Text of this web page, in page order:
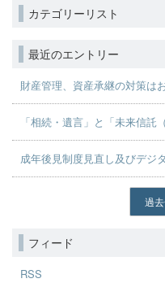
カテゴリーリスト
最近のエントリー
財産管理、資産承継の対策は
「相続・遺言」と「未来信託
成年後見制度見直し及びデジ
過
フィード
RSS